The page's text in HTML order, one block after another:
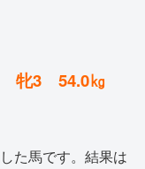
牝3 54.0㎏
た馬です。結果は